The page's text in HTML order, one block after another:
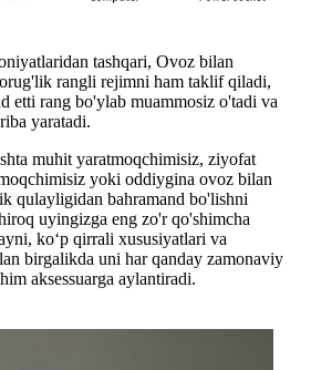
tashqari, Ovoz bilan
rangli rejimni ham taklif qiladi,
etti rang bo'ylab muammosiz o'tadi va
yaratadi.
muhit yaratmoqchimisiz, ziyofat
yoki oddiygina ovoz bilan
qulayligidan bahramand bo'lishni
uyingizga eng zo'r qo'shimcha
ko‘p qirrali xususiyatlari va
birgalikda uni har qanday zamonaviy
aksessuarga aylantiradi.